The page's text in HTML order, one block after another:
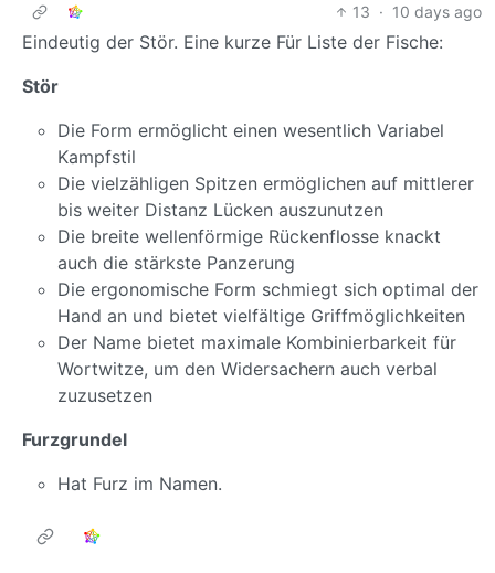
13 · 10 days ago
Eindeutig der Stör. Eine kurze Für Liste der Fische:
Stör
Die Form ermöglicht einen wesentlich Variabel
Kampfstil
Die vielzähligen Spitzen ermöglichen auf mittlerer
bis weiter Distanz Lücken auszunutzen
Die breite wellenförmige Rückenflosse knackt
auch die stärkste Panzerung
Die ergonomische Form schmiegt sich optimal der
Hand an und bietet vielfältige Griffmöglichkeiten
Der Name bietet maximale Kombinierbarkeit für
Wortwitze, um den Widersachern auch verbal
zuzusetzen
Furzgrundel
Hat Furz im Namen.